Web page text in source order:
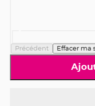
Précédent Effacer ma